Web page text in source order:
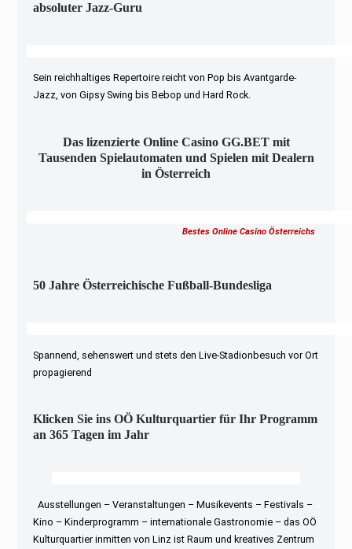
absoluter Jazz-Guru
Sein reichhaltiges Repertoire reicht von Pop bis Avantgarde-
Jazz, von Gipsy Swing bis Bebop und Hard Rock.
Das lizenzierte Online Casino GG.BET mit
Tausenden Spielautomaten und Spielen mit Dealern
in Österreich
Bestes Online Casino Österreichs
50 Jahre Österreichische Fußball-Bundesliga
Spannend, sehenswert und stets den Live-Stadionbesuch vor Ort
propagierend
Klicken Sie ins OÖ Kulturquartier für Ihr Programm
an 365 Tagen im Jahr
Ausstellungen – Veranstaltungen – Musikevents – Festivals –
Kino – Kinderprogramm – internationale Gastronomie – das OÖ
Kulturquartier inmitten von Linz ist Raum und kreatives Zentrum